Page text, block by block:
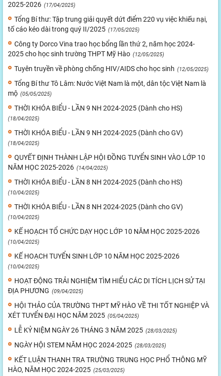
2025-2026 (17/04/2025)
Tổng Bí thư: Tập trung giải quyết dứt điểm 220 vụ việc khiếu nại,
tố cáo kéo dài trong quý II/2025 (17/05/2025)
Công ty Dorco Vina trao học bổng lần thứ 2, năm học 2024-
2025 cho học sinh trường THPT Mỹ Hào (12/05/2025)
Tuyên truyền về phòng chống HIV/AIDS cho học sinh (12/05/2025)
Tổng Bí thư Tô Lâm: Nước Việt Nam là một, dân tộc Việt Nam là
mộ (05/05/2025)
THỜI KHÓA BIỂU - LẦN 9 NH 2024-2025 (Dành cho HS)
(18/04/2025)
THỜI KHÓA BIỂU - LẦN 9 NH 2024-2025 (Dành cho GV)
(18/04/2025)
QUYẾT ĐỊNH THÀNH LẬP HỘI ĐỒNG TUYỂN SINH VÀO LỚP 10
NĂM HỌC 2025-2026 (14/04/2025)
THỜI KHÓA BIỂU - LẦN 8 NH 2024-2025 (Dành cho HS)
(10/04/2025)
THỜI KHÓA BIỂU - LẦN 8 NH 2024-2025 (Dành cho GV)
(10/04/2025)
KẾ HOẠCH TỔ CHỨC DẠY HỌC LỚP 10 NĂM HỌC 2025-2026
(10/04/2025)
KẾ HOẠCH TUYỂN SINH LỚP 10 NĂM HỌC 2025-2026
(10/04/2025)
HOẠT ĐỘNG TRẢI NGHIỆM TÌM HIỂU CÁC DI TÍCH LỊCH SỬ TẠI
ĐỊA PHƯƠNG (09/04/2025)
HỘI THẢO CỦA TRƯỜNG THPT MỸ HÀO VỀ THI TỐT NGHIỆP VÀ
XÉT TUYỂN ĐẠI HỌC NĂM 2025 (05/04/2025)
LỄ KỶ NIỆM NGÀY 26 THÁNG 3 NĂM 2025 (28/03/2025)
NGÀY HỘI STEM NĂM HỌC 2024-2025 (28/03/2025)
KẾT LUẬN THANH TRA TRƯỜNG TRUNG HỌC PHỔ THÔNG MỸ
HÀO, NĂM HỌC 2024-2025 (25/03/2025)